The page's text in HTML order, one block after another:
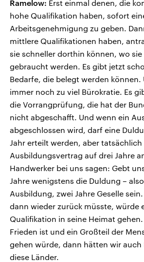
Ramelow: Erst einmal denen, die
hohe Qualifikation haben, sofort
Arbeitsgenehmigung zu geben.
mittlere Qualifikationen haben,
sie schneller dorthin können, wo
gebraucht werden. Es gibt jetzt
Bedarfe, die belegt werden können.
immer noch zu viel Bürokratie. Es
die Vorrangprüfung, die hat der
nicht abgeschafft. Und wenn ein
abgeschlossen wird, darf eine
Jahr erteilt werden, aber tatsächlich
Ausbildungsvertrag auf drei Jahre
Handwerker bei uns sagen: Gebt
Jahre wenigstens die Duldung –
Ausbildung, zwei Jahre Geselle
dann wieder zurück müsste, würde
Qualifikation in seine Heimat
Frieden ist und ein Großteil der
gehen würde, dann hätten wir auch
diese Länder.